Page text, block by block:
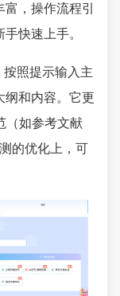
，操作流程引
快速上手。
按照提示输入主
纲和内容。它更
（如参考文献
的优化上，可